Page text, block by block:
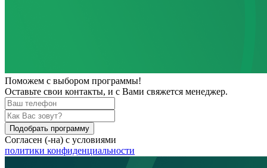
Поможем с выбором программы!
Оставьте свои контакты, и с Вами свяжется менеджер.
Подобрать программу
Согласен (-на) с условиями
политики конфиденциальности